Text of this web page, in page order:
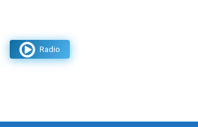
Radio